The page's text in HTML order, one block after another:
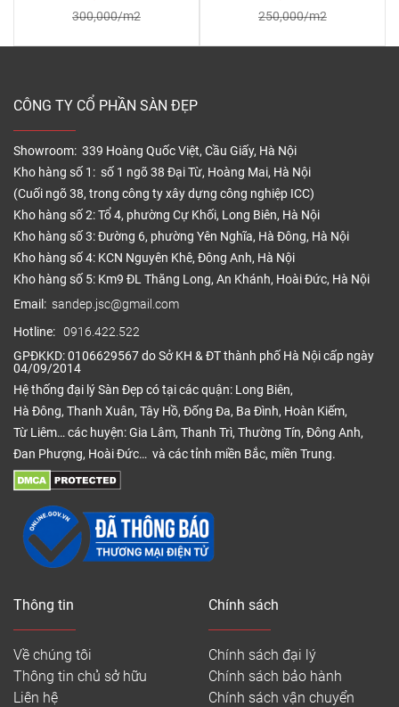
300,000/m2
250,000/m2
CÔNG TY CỔ PHẦN SÀN ĐẸP
Showroom: 339 Hoàng Quốc Việt, Cầu Giấy, Hà Nội
Kho hàng số 1: số 1 ngõ 38 Đại Từ, Hoàng Mai, Hà Nội
(Cuối ngõ 38, trong công ty xây dựng công nghiệp ICC)
Kho hàng số 2: Tổ 4, phường Cự Khối, Long Biên, Hà Nội
Kho hàng số 3: Đường 6, phường Yên Nghĩa, Hà Đông, Hà Nội
Kho hàng số 4: KCN Nguyên Khê, Đông Anh, Hà Nội
Kho hàng số 5: Km9 ĐL Thăng Long, An Khánh, Hoài Đức, Hà Nội
Email: sandep.jsc@gmail.com
Hotline: 0916.422.522
GPĐKKD: 0106629567 do Sở KH & ĐT thành phố Hà Nội cấp ngày
04/09/2014
Hệ thống đại lý Sàn Đẹp có tại các quận: Long Biên,
Hà Đông, Thanh Xuân, Tây Hồ, Đống Đa, Ba Đình, Hoàn Kiếm,
Từ Liêm… các huyện: Gia Lâm, Thanh Trì, Thường Tín, Đông Anh,
Đan Phượng, Hoài Đức… và các tỉnh miền Bắc, miền Trung.
Thông tin
Về chúng tôi
Thông tin chủ sở hữu
Liên hệ
Chính sách
Chính sách đại lý
Chính sách bảo hành
Chính sách vận chuyển